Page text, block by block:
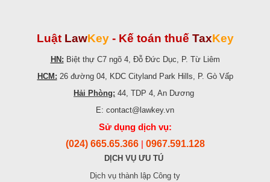
Luật LawKey - Kế toán thuế TaxKey
HN: Biệt thự C7 ngõ 4, Đỗ Đức Dục, P. Từ Liêm
HCM: 26 đường 04, KDC Cityland Park Hills, P. Gò Vấp
Hải Phòng: 44, TDP 4, An Dương
E: contact@lawkey.vn
Sử dụng dịch vụ:
(024) 665.65.366 0967.591.128
DỊCH VỤ ƯU TÚ
Dịch vụ thành lập Công ty